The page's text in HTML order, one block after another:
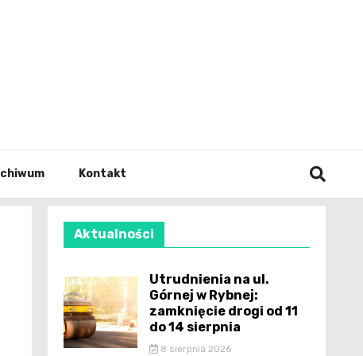
Kontakt
Aktualności
Utrudnienia na ul.
Górnej w Rybnej:
zamknięcie drogi od 11
do 14 sierpnia
8 sierpnia 2026